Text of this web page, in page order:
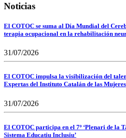
Noticias
El COTOC se suma al Día Mundial del
terapia ocupacional en la rehabilitación
31/07/2026
El COTOC impulsa la visibilización del
Expertas del Instituto Catalán de las Mujeres
31/07/2026
El COTOC participa en el 7º ‘Plenari de la
Sistema Educatiu Inclusiu’